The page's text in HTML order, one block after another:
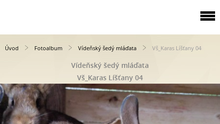
Úvod Fotoalbum Vídeňský šedý mláďata Vš_Karas Líšťany 04
Vídeňský šedý mláďata
Vš_Karas Líšťany 04